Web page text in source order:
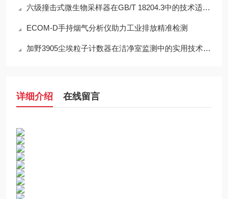
六级撞击式微生物采样器在GB/T 18204.3中的技术适配性分析
ECOM-D手持烟气分析仪助力工业排放精准检测
加野3905尘埃粒子计数器在洁净室监测中的实用技术解析
详细介绍 在线留言